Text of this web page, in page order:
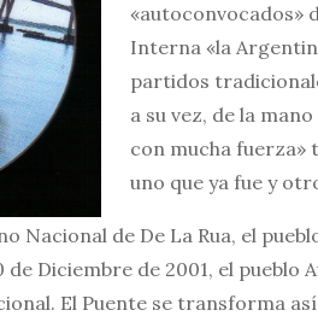
«autoconvocados»
Interna «la
partidos
a su vez, de la
con mucha fuerza»
uno que ya fue y
Nacional de De La Rua, el
de Diciembre de 2001, el
El Puente se transforma